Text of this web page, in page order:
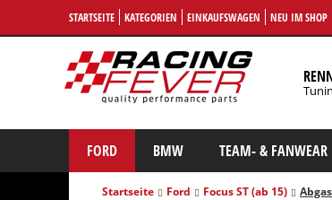
STARTSEITE KATEGORIEN EINKAUFSWAGEN NEU IM SHOP
FORD BMW TEAM- & FANWEAR
Startseite Ford Focus ST (ab 15)